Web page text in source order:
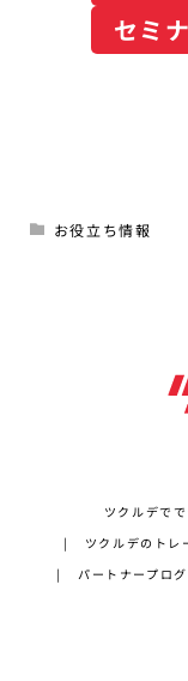
セミ
お役立ち情報
ツクルデで
ツクルデのトレ
パートナープロ